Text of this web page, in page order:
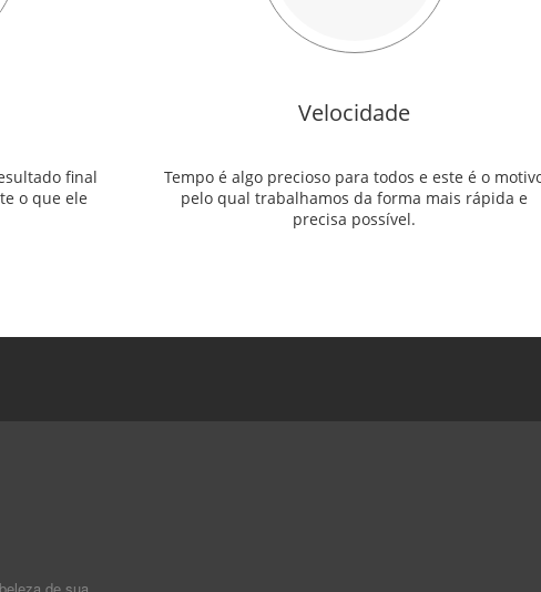
final
o que ele
Velocidade
Tempo é algo precioso para todos e este é o
pelo qual trabalhamos da forma mais rápida e
precisa possível.